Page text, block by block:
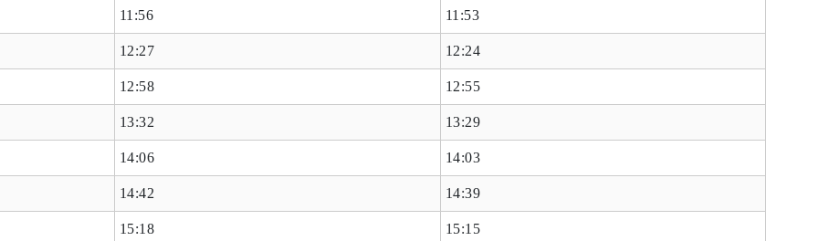
11:56 11:53
12:27 12:24
12:58 12:55
13:32 13:29
14:06 14:03
14:42 14:39
15:18 15:15